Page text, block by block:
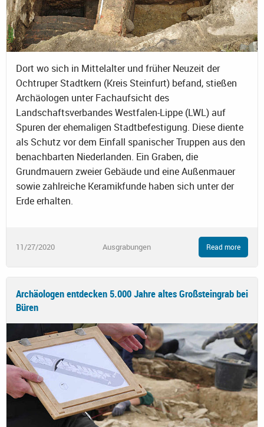
Dort wo sich in Mittelalter und früher Neuzeit der
Ochtruper Stadtkern (Kreis Steinfurt) befand, stießen
Archäologen unter Fachaufsicht des
Landschaftsverbandes Westfalen-Lippe (LWL) auf
Spuren der ehemaligen Stadtbefestigung. Diese diente
als Schutz vor dem Einfall spanischer Truppen aus den
benachbarten Niederlanden. Ein Graben, die
Grundmauern zweier Gebäude und eine Außenmauer
sowie zahlreiche Keramikfunde haben sich unter der
Erde erhalten.
11/27/2020 Ausgrabungen Read more
Archäologen entdecken 5.000 Jahre altes Großsteingrab bei
Büren